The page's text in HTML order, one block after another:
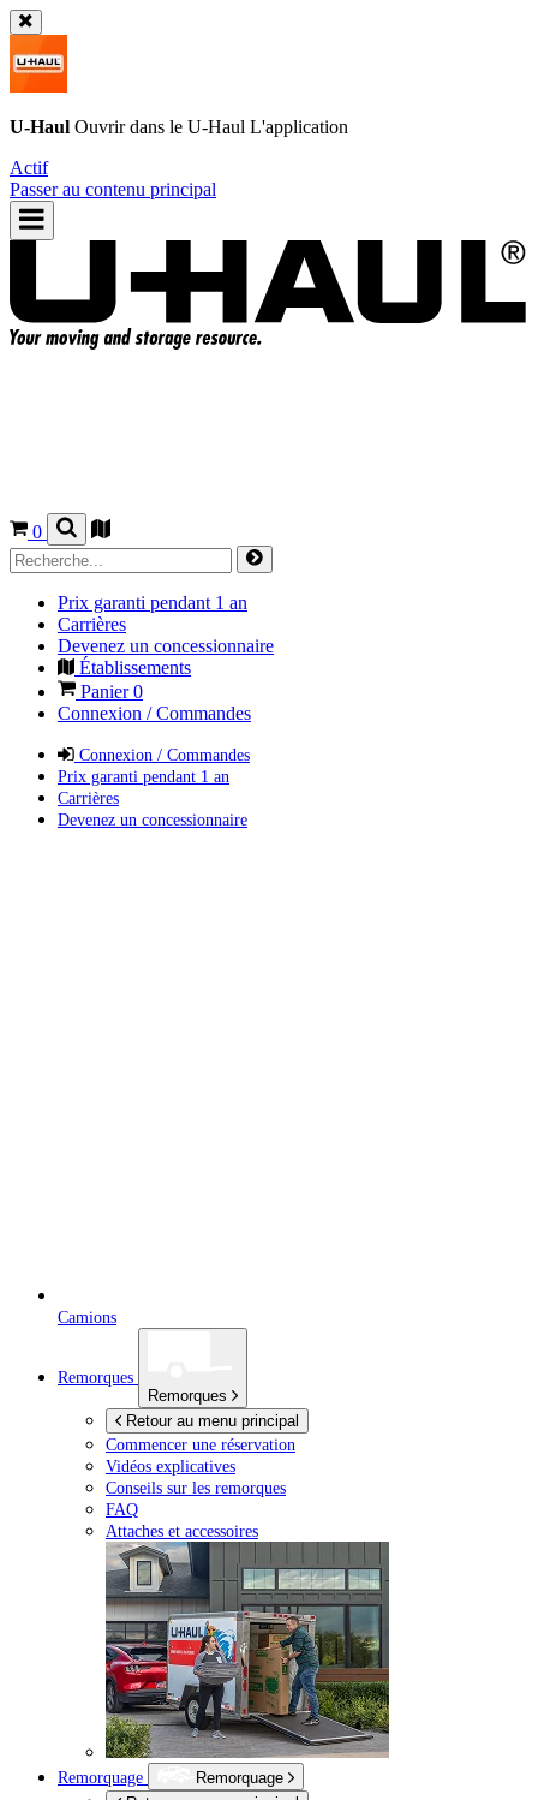
U-Haul Ouvrir dans le U-Haul L'application
Actif
Passer au contenu principal
0
Prix garanti pendant 1 an
Carrières
Devenez un concessionnaire
Établissements
Panier0
Connexion / Commandes
Connexion / Commandes
Prix garanti pendant 1 an
Carrières
Devenez un concessionnaire
Camions
Remorques
Remorques
Retour au menu principal
Commencer une réservation
Vidéos explicatives
Conseils sur les remorques
FAQ
Attaches et accessoires
Remorquage
Remorquage